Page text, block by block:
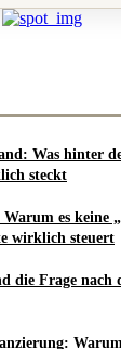
Was hinter
steckt
es keine
wirklich steuert
die Frage nach